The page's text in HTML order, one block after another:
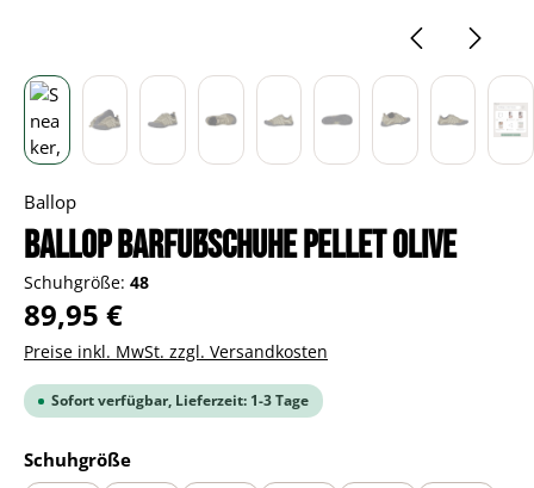
Ballop
BALLOP Barfußschuhe Pellet Olive
Schuhgröße: 48
Regulärer Preis:
89,95 €
Preise inkl. MwSt. zzgl. Versandkosten
Sofort verfügbar, Lieferzeit: 1-3 Tage
Schuhgrößeauswählen